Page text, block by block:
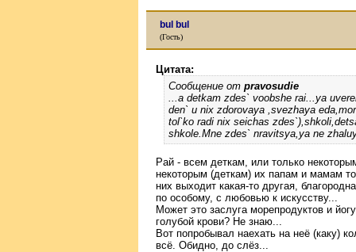
bul bul
(Гость)
Цитата:
Сообщение от pravosudie
...a detkam zdes` voobshe rai...ya
den` u nix zdorovaya ,svezhaya
tol`ko radi nix seichas
shkole.Mne zdes` nravitsya,ya ne
Рай - всем деткам, или только
некоторым (деткам) их папам и мамам
них выходит какая-то другая,
по особому, с любовью к искусству...
Может это заслуга морепродуктов и
голубой крови? Не знаю...
Вот попробывал наехать на неё (каку)
всё. Обидно, до слёз...